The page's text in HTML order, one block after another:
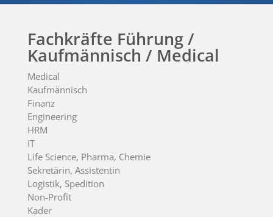
Fachkräfte Führung /
Kaufmännisch / Medical
Medical
Kaufmännisch
Finanz
Engineering
HRM
IT
Life Science, Pharma, Chemie
Sekretärin, Assistentin
Logistik, Spedition
Non-Profit
Kader